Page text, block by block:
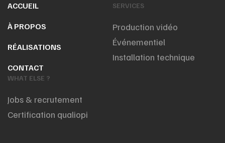
ACCUEIL
À PROPOS
RÉALISATIONS
CONTACT
SERVICES
Production vidéo
Événementiel
Installation technique
WHAT ELSE ?
Jobs & recrutement
Certification qualiopi